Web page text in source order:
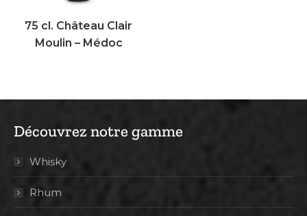
75 cl. Château Clair
Moulin – Médoc
Découvrez notre gamme
Whisky
Rhum